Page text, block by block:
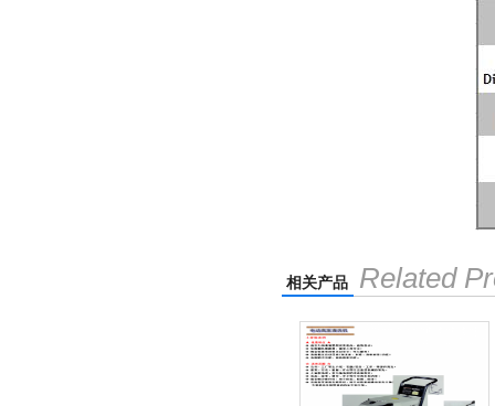
相关产品 Related